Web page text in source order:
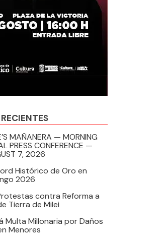
MAÑANERA — MORNING
PRESS CONFERENCE —
7, 2026
Histórico de Oro en
2026
contra Reforma a
Tierra de Milei
Multa Millonaria por Daños
Menores